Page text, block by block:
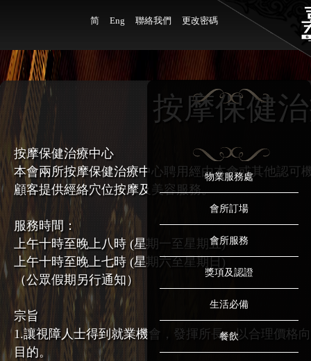
简 Eng 聯絡我們 更改密碼
物業服務處
會所訂場
會所服務
獎項及認證
生活必備
餐飲
按摩保健
按摩保健治療中心
本會兩所按摩保健治療中心聘用經由本會或其他認可
顧客提供經絡穴位按摩及美容服務。
服務時間：
上午十時至晚上八時 (星期一至星期五)
上午十時至晚上七時 (星期六至星期日)
（公眾假期另行通知）
宗旨
1.讓視障人士得到就業機會，發揮所長，以合理價格
目的。